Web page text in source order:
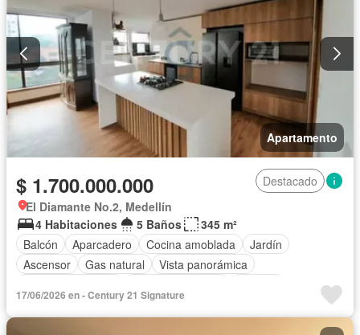
Apartamento
$ 1.700.000.000
Destacado
El Diamante No.2, Medellín
4 Habitaciones
5 Baños
345 m²
Balcón
Aparcadero Cocina amoblada
Jardín
Ascensor
Gas natural
Vista panorámica
17/06/2026 en - Century 21 Signature